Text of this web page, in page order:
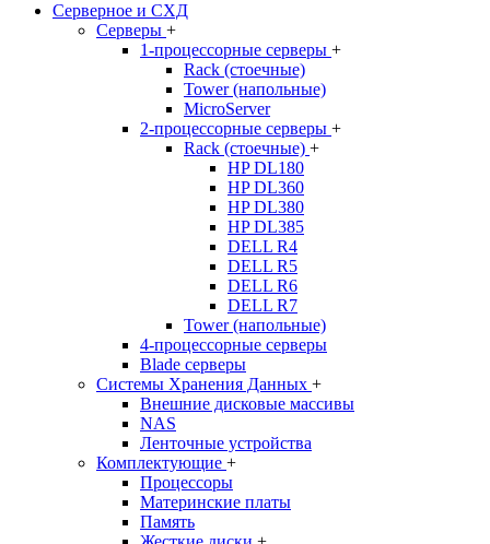
Серверное и СХД
Серверы +
1-процессорные серверы +
Rack (стоечные)
Tower (напольные)
MicroServer
2-процессорные серверы +
Rack (стоечные) +
HP DL180
HP DL360
HP DL380
HP DL385
DELL R4
DELL R5
DELL R6
DELL R7
Tower (напольные)
4-процессорные серверы
Blade серверы
Системы Хранения Данных +
Внешние дисковые массивы
NAS
Ленточные устройства
Комплектующие +
Процессоры
Материнские платы
Память